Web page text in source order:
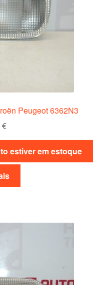
Peugeot 6362N3
€
estiver em estoque